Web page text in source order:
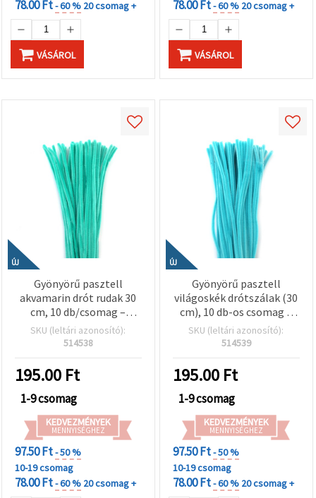
78.00 Ft- 60 % 20 csomag +
VÁSÁROL
78.00 Ft- 60 % 20 csomag +
VÁSÁROL
ÚJ
Gyönyörű pasztell
akvamarin drót rudak 30
cm, 10 db/csomag –
ideális kreatív hobbyhoz,
virágkötészethez és DIY
SKU (leltári azonosító):
514538
195.00 Ft
1-9 csomag
KEDVEZMÉNYEK
MENNYISÉGHEZ
97.50 Ft- 50 %
10-19 csomag
78.00 Ft- 60 % 20 csomag +
ÚJ
Gyönyörű pasztell
világoskék drótszálak (30
cm), 10 db-os csomag –
kreatív hobbi,
virágkötészeti és DIY
SKU (leltári azonosító):
514539
195.00 Ft
1-9 csomag
KEDVEZMÉNYEK
MENNYISÉGHEZ
97.50 Ft- 50 %
10-19 csomag
78.00 Ft- 60 % 20 csomag +